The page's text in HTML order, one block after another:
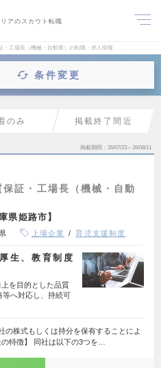
アのスカウト転職
・工場長（機械・自動車）の転職・求人情報
条件変更
のみ 掲載終了間近
掲載期間 26/07/23～26/08/11
証・工場長（機械・自動
県姫路市】
上場企業 育児支援制度
生、教育制度
上を目的とした品質
等へ対応し、持続可
の株式もしくは持分を保有することによ
特徴】 同社は以下の3つを…